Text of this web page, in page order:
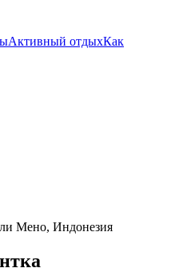
Активный отдыхКак
Мено, Индонезия